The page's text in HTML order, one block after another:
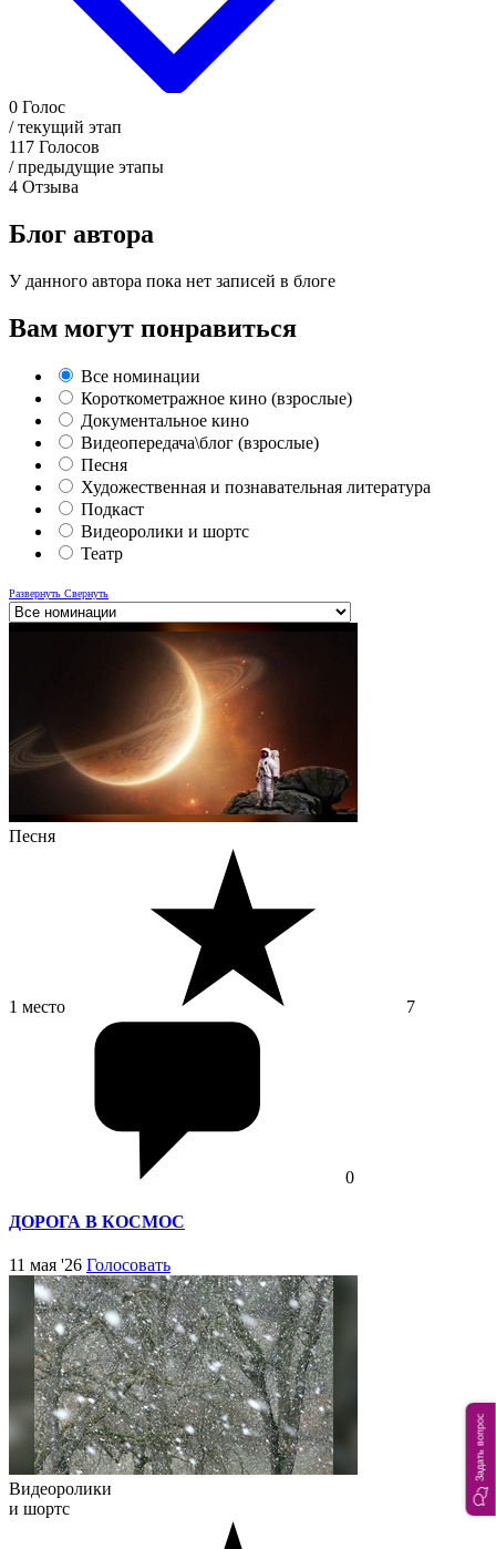
0 Голос
/ текущий этап
117 Голосов
/ предыдущие этапы
4 Отзыва
Блог автора
У данного автора пока нет записей в блоге
Вам могут понравиться
Все номинации
Короткометражное кино (взрослые)
Документальное кино
Видеопередача\блог (взрослые)
Песня
Художественная и познавательная литература
Подкаст
Видеоролики и шортс
Театр
Развернуть Свернуть
Песня
1 место 7
0
ДОРОГА В КОСМОС
11 мая '26 Голосовать
Видеоролики
и шортс
Задать вопрос